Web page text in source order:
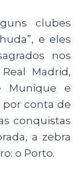
clubes
e eles
nos
Madrid,
Munique e
conta de
conquistas
a zebra
o Porto.